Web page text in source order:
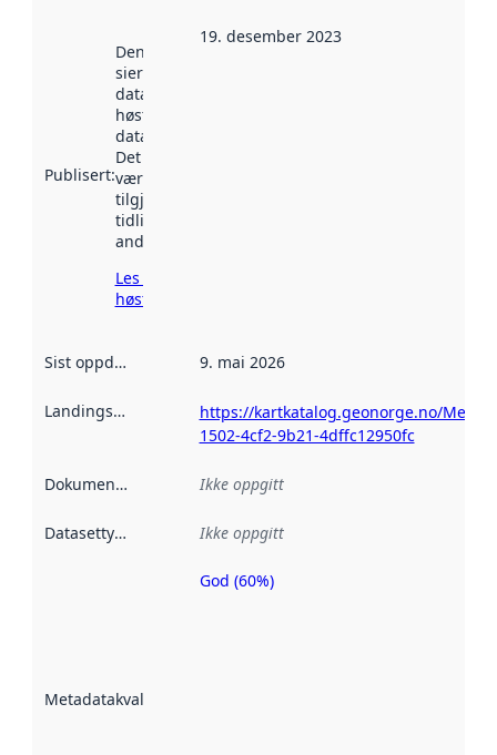
Publisert:
Denne datoen
sier når
datasettet ble
høstet av
data.norge.no.
Det kan ha
vært
tilgjengelig
tidligere
andre steder.
Les mer om
høsting her
19. desember 2023
Sist oppdatert 9. mai 2026
Landingsside
https://kartkatalog.geonorge.no/
1502-4cf2-9b21-4dffc12950fc
Dokumentasjon Ikke oppgitt
Datasettype Ikke oppgitt
Metadatakvalitet
Metadatakvalitet
God (60%)